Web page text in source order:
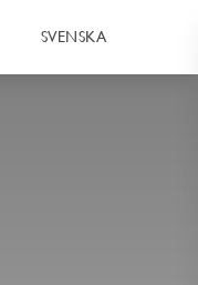
SVENSKA